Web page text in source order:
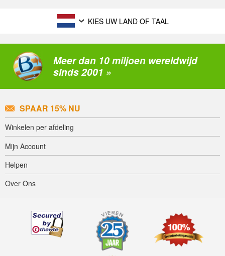
KIES UW LAND OF TAAL
Meer dan 10 miljoen wereldwijd
sinds 2001 »
SPAAR 15% NU
Winkelen per afdeling
Mijn Account
Helpen
Over Ons